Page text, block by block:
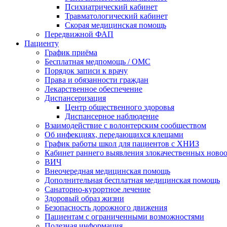
Психиатрический кабинет
Травматологический кабинет
Скорая медицинская помощь
Передвижной ФАП
Пациенту
График приёма
Бесплатная медпомощь / ОМС
Порядок записи к врачу
Права и обязанности граждан
Лекарственное обеспечение
Диспансеризация
Центр общественного здоровья
Диспансерное наблюдение
Взаимодействие с волонтерским сообществом
Об инфекциях, передающихся клещами
График работы школ для пациентов с ХНИЗ
Кабинет раннего выявления злокачественных
ВИЧ
Внеочередная медицинская помощь
Дополнительная бесплатная медицинская помощь
Санаторно-курортное лечение
Здоровый образ жизни
Безопасность дорожного движения
Пациентам с ограниченными возможностями